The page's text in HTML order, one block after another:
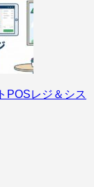
POSレジ＆シス